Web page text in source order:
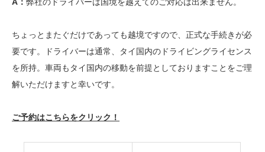
ちょっとまたぐだけであっても越境ですので、正式な手続きが必
要です。ドライバーは通常、タイ国内のドライビングライセンス
を所持。車両もタイ国内の移動を前提としておりますことをご理
解いただけますと幸いです。
ご予約はこちらをクリック！